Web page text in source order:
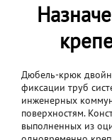
Дюбель-крюк
фиксации труб
инженерных
поверхностям.
выполненных из